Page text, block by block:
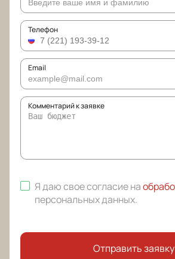
Телефон
Email
Комментарий к заявке
Я даю свое согласие на
персональных данных.
Отправить заявку